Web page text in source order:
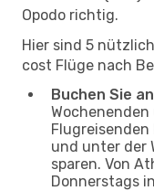
Opodo richtig.
Hier sind 5
cost Flüge nach
Buchen Sie
Flugreisenden
und unter der
sparen. Von
Donnerstags